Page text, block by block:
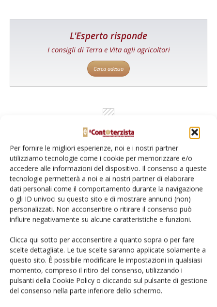
Per fornire le migliori esperienze, noi e i nostri partner
utilizziamo tecnologie come i cookie per memorizzare e/o
accedere alle informazioni del dispositivo. Il consenso a queste
tecnologie permetterà a noi e ai nostri partner di elaborare
dati personali come il comportamento durante la navigazione
o gli ID univoci su questo sito e di mostrare annunci (non)
personalizzati. Non acconsentire o ritirare il consenso può
influire negativamente su alcune caratteristiche e funzioni.
Clicca qui sotto per acconsentire a quanto sopra o per fare
scelte dettagliate. Le tue scelte saranno applicate solamente a
questo sito. È possibile modificare le impostazioni in qualsiasi
momento, compreso il ritiro del consenso, utilizzando i
pulsanti della Cookie Policy o cliccando sul pulsante di gestione
del consenso nella parte inferiore dello schermo.
L'Esperto risponde
I consigli di Terra e Vita agli agricoltori
Cerca adesso
Rimani aggiornato sul mondo
dell’agricoltura
Iscriviti alle nostre newsletter